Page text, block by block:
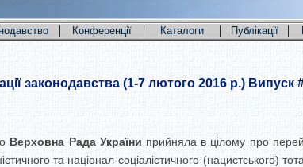
| Конференції | Каталоги | Публікації |
законодавства (1-7 лютого 2016 р.) Випуск
Верховна Рада України прийняла в цілому про
та націонал-соціалістичного (нацистського)